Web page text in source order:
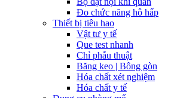
Đo chức năng hô hấp
Thiết bị tiêu hao
Vật tư y tế
Que test nhanh
Chỉ phẫu thuật
Băng keo | Bông gòn
Hóa chất xét nghiệm
Hóa chất y tế